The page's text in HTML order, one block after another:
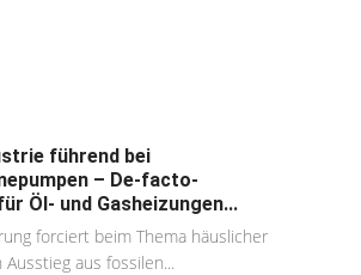
führend bei
– De-facto-
Öl- und Gasheizungen...
forciert beim Thema häuslicher
aus fossilen...